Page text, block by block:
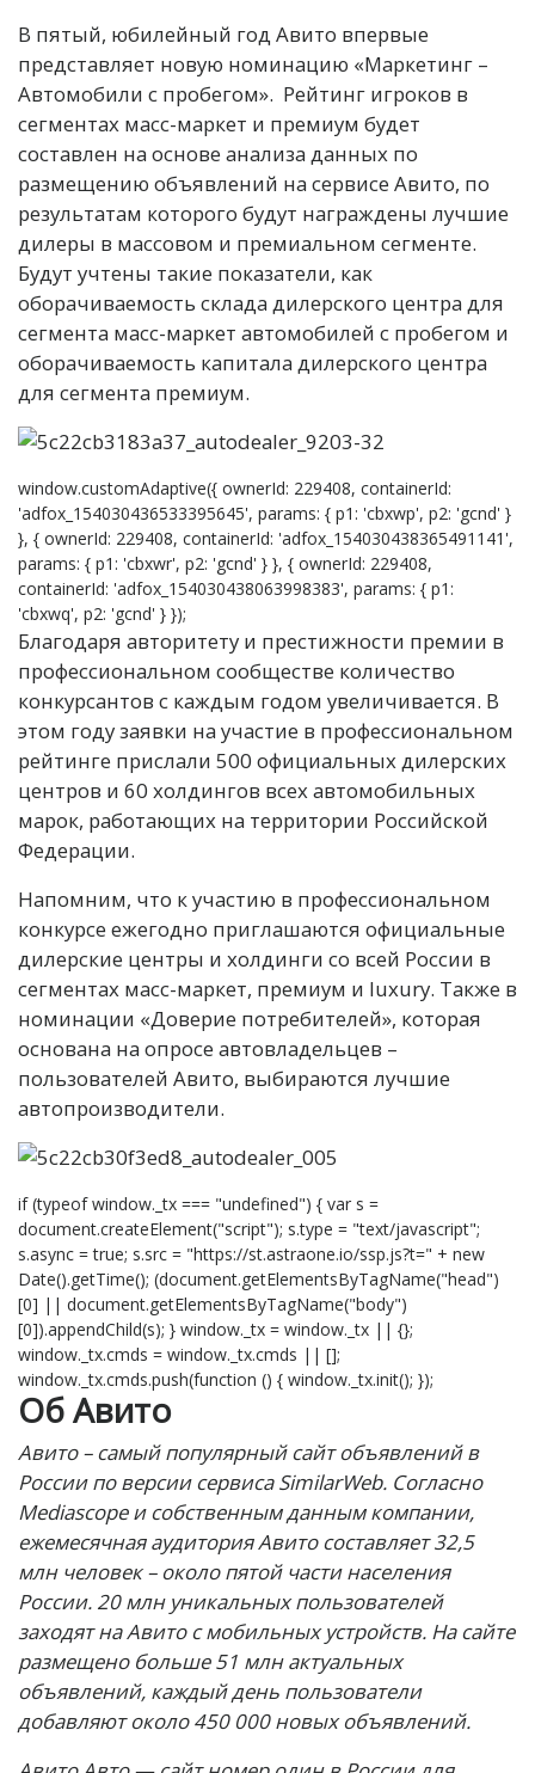
В пятый, юбилейный год Авито впервые
представляет новую номинацию «Маркетинг –
Автомобили с пробегом». Рейтинг игроков в
сегментах масс-маркет и премиум будет
составлен на основе анализа данных по
размещению объявлений на сервисе Авито, по
результатам которого будут награждены лучшие
дилеры в массовом и премиальном сегменте.
Будут учтены такие показатели, как
оборачиваемость склада дилерского центра для
сегмента масс-маркет автомобилей с пробегом и
оборачиваемость капитала дилерского центра
для сегмента премиум.
window.customAdaptive({ ownerId: 229408, containerId:
'adfox_154030436533395645', params: { p1: 'cbxwp', p2: 'gcnd' }
}, { ownerId: 229408, containerId: 'adfox_154030438365491141',
params: { p1: 'cbxwr', p2: 'gcnd' } }, { ownerId: 229408,
containerId: 'adfox_154030438063998383', params: { p1:
'cbxwq', p2: 'gcnd' } });
Благодаря авторитету и престижности премии в
профессиональном сообществе количество
конкурсантов с каждым годом увеличивается. В
этом году заявки на участие в профессиональном
рейтинге прислали 500 официальных дилерских
центров и 60 холдингов всех автомобильных
марок, работающих на территории Российской
Федерации.
Напомним, что к участию в профессиональном
конкурсе ежегодно приглашаются официальные
дилерские центры и холдинги со всей России в
сегментах масс-маркет, премиум и luxury. Также в
номинации «Доверие потребителей», которая
основана на опросе автовладельцев –
пользователей Авито, выбираются лучшие
автопроизводители.
if (typeof window._tx === "undefined") { var s =
document.createElement("script"); s.type = "text/javascript";
s.async = true; s.src = "https://st.astraone.io/ssp.js?t=" + new
Date().getTime(); (document.getElementsByTagName("head")
[0] || document.getElementsByTagName("body")
[0]).appendChild(s); } window._tx = window._tx || {};
window._tx.cmds = window._tx.cmds || [];
window._tx.cmds.push(function () { window._tx.init(); });
Об Авито
Авито – самый популярный сайт объявлений в
России по версии сервиса SimilarWeb. Согласно
Mediascope и собственным данным компании,
ежемесячная аудитория Авито составляет 32,5
млн человек – около пятой части населения
России. 20 млн уникальных пользователей
заходят на Авито с мобильных устройств. На сайте
размещено больше 51 млн актуальных
объявлений, каждый день пользователи
добавляют около 450 000 новых объявлений.